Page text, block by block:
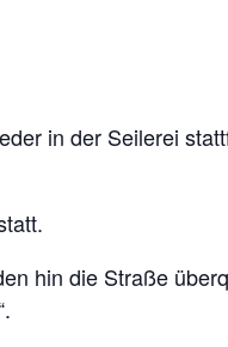
in der Seilerei
hin die Straße